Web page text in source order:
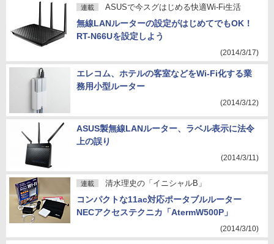
連載 ASUSで今スグはじめる快適Wi-Fi生活
無線LANルーターの設定がはじめてでもOK！
RT-N66Uを設定しよう
(2014/3/17)
エレコム、ホテルの客室などをWi-Fi化する業
務用小型ルーター
(2014/3/12)
ASUS製無線LANルーター、ラベル表示に法令
上の誤り
(2014/3/11)
連載 清水理史の「イニシャルB」
コンパクトな11ac対応ポータブルルーター
NECアクセステクニカ「AtermW500P」
(2014/3/10)